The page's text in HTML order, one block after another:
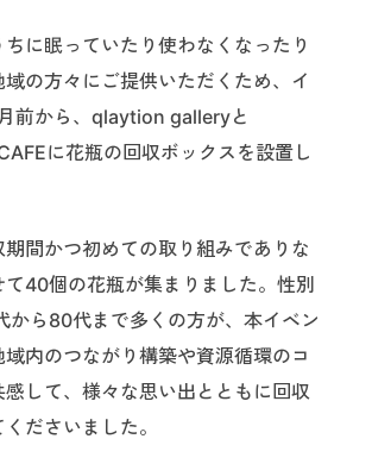
に眠っていたり使わなくなったり
域の方々にご提供いただくため、イ
前から、qlaytion galleryと
に花瓶の回収ボックスを設置し
期間かつ初めての取り組みでありな
て40個の花瓶が集まりました。性別
から80代まで多くの方が、本イベン
域内のつながり構築や資源循環のコ
感して、様々な思い出とともに回収
ださいました。